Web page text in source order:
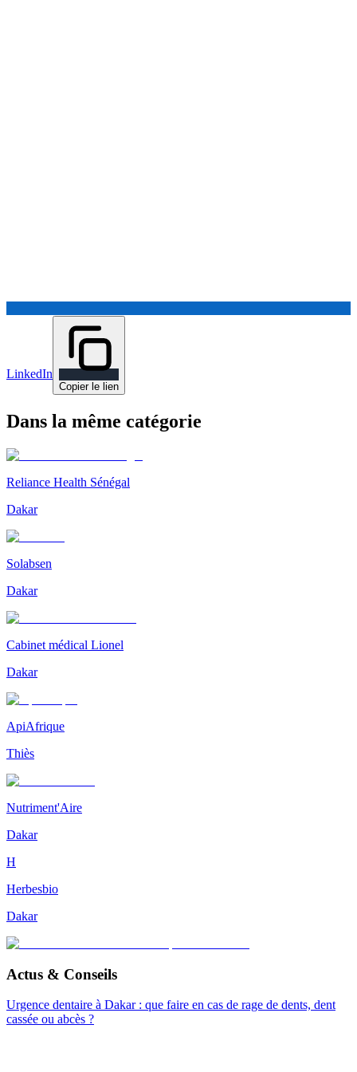
LinkedIn
Copier le lien
Dans la même catégorie
Reliance Health Sénégal
Dakar
Solabsen
Dakar
Cabinet médical Lionel
Dakar
ApiAfrique
Thiès
Nutriment'Aire
Dakar
H
Herbesbio
Dakar
Actus & Conseils
Urgence dentaire à Dakar : que faire en cas de rage de dents, dent
cassée ou abcès ?